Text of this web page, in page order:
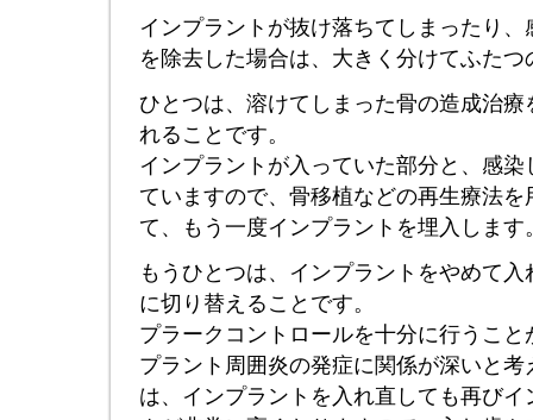
インプラントが抜け落ちてしまったり
を除去した場合は、大きく分けてふた
ひとつは、溶けてしまった骨の造成治
れることです。
インプラントが入っていた部分と、感
ていますので、骨移植などの再生療法
て、もう一度インプラントを埋入します
もうひとつは、インプラントをやめて
に切り替えることです。
プラークコントロールを十分に行うこ
プラント周囲炎の発症に関係が深いと
は、インプラントを入れ直しても再び